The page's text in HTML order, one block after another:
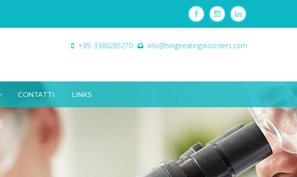
+39. 3386285270 info@bingeeatingdisorders.com
CONTATTI LINKS